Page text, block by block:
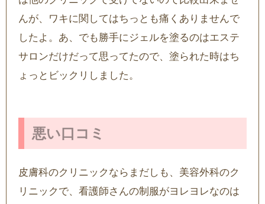
んが、ワキに関してはちっとも痛くありませんで
したよ。あ、でも勝手にジェルを塗るのはエステ
サロンだけだって思ってたので、塗られた時はち
ょっとビックリしました。
悪い口コミ
皮膚科のクリニックならまだしも、美容外科のク
リニックで、看護師さんの制服がヨレヨレなのは